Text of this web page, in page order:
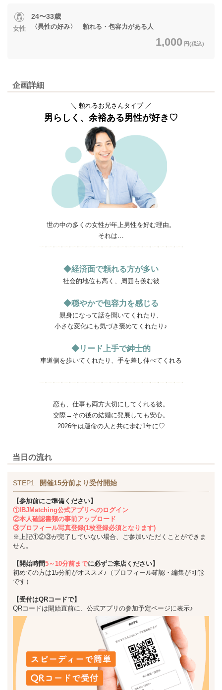
女性
24〜33歳
〈異性の好み〉 頼れる・包容力がある人
1,000 円(税込)
企画詳細
＼ 頼れるお兄さんタイプ ／
男らしく、余裕ある男性が好き♡
世の中の多くの女性が年上男性を好む理由。
それは…
◆経済面で頼れる方が多い
社会的地位も高く、周囲も羨む彼
◆穏やかで包容力を感じる
親身になって話を聞いてくれたり、
小さな変化にも気づき褒めてくれたり♪
◆リード上手で紳士的
車道側を歩いてくれたり、手を差し伸べてくれる
恋も、仕事も両方大切にしてくれる彼。
交際→その後の結婚に発展しても安心。
2026年は運命の人と共に歩む1年に♡
当日の流れ
STEP1 開催15分前より受付開始
【参加前にご準備ください】
①IBJMatching公式アプリへのログイン
②本人確認書類の事前アップロード
③プロフィール写真登録(1枚登録必須となります)
※上記①②③が完了していない場合、ご参加いただくことができま
せん。
【開始時間5～10分前までに必ずご来店ください】
初めての方は15分前がオススメ♪（プロフィール確認・編集が可能
です）
【受付はQRコードで】
QRコードは開始直前に、公式アプリの参加予定ページに表示♪